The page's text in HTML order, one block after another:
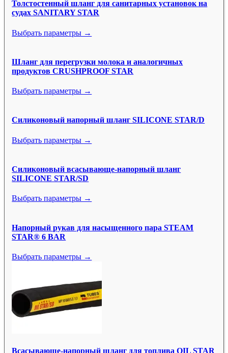
Толстостенный шланг для санитарных установок на
судах SANITARY STAR
Выбрать параметры →
Шланг для перегрузки молока и аналогичных
продуктов CRUSHPROOF STAR
Выбрать параметры →
Силиконовый напорный шланг SILICONE STAR/D
Выбрать параметры →
Силиконовый всасывающе-напорный шланг
SILICONE STAR/SD
Выбрать параметры →
Напорный рукав для насыщенного пара STEAM
STAR® 6 BAR
Выбрать параметры →
Всасывающе-напорный шланг для топлива OIL STAR